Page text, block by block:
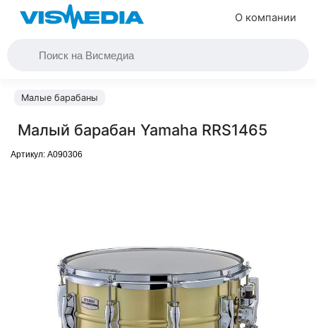
О компании
Малые барабаны
Малый барабан Yamaha RRS1465
Артикул: A090306